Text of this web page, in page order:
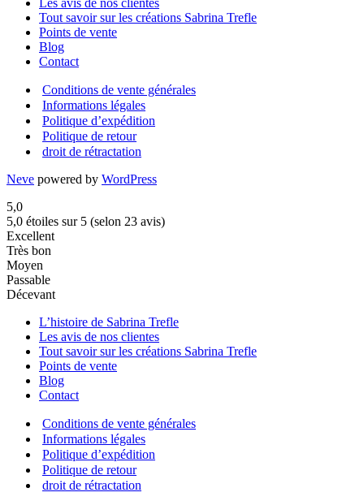
Les avis de nos clientes
Tout savoir sur les créations Sabrina Trefle
Points de vente
Blog
Contact
Conditions de vente générales
Informations légales
Politique d’expédition
Politique de retour
droit de rétractation
Neve powered by WordPress
5,0
5,0 étoiles sur 5 (selon 23 avis)
Excellent
Très bon
Moyen
Passable
Décevant
L’histoire de Sabrina Trefle
Les avis de nos clientes
Tout savoir sur les créations Sabrina Trefle
Points de vente
Blog
Contact
Conditions de vente générales
Informations légales
Politique d’expédition
Politique de retour
droit de rétractation